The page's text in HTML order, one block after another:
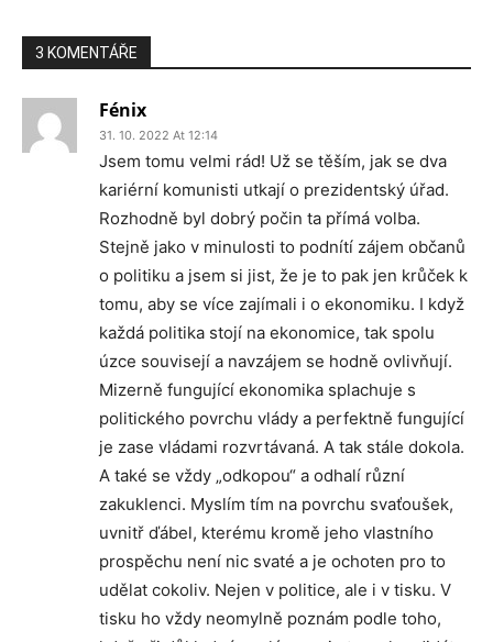
3 KOMENTÁŘE
Fénix
31. 10. 2022 At 12:14
Jsem tomu velmi rád! Už se těším, jak se dva
kariérní komunisti utkají o prezidentský úřad.
Rozhodně byl dobrý počin ta přímá volba.
Stejně jako v minulosti to podnítí zájem občanů
o politiku a jsem si jist, že je to pak jen krůček k
tomu, aby se více zajímali i o ekonomiku. I když
každá politika stojí na ekonomice, tak spolu
úzce souvisejí a navzájem se hodně ovlivňují.
Mizerně fungující ekonomika splachuje s
politického povrchu vlády a perfektně fungující
je zase vládami rozvrtávaná. A tak stále dokola.
A také se vždy „odkopou“ a odhalí různí
zakuklenci. Myslím tím na povrchu svaťoušek,
uvnitř ďábel, kterému kromě jeho vlastního
prospěchu není nic svaté a je ochoten pro to
udělat cokoliv. Nejen v politice, ale i v tisku. V
tisku ho vždy neomylně poznám podle toho,